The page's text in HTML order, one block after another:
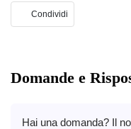
Condividi
Domande e
Hai una domanda? Il